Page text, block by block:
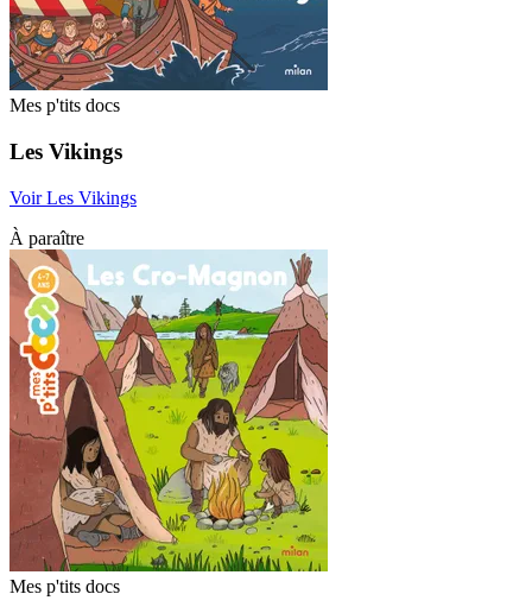
Mes p'tits docs
Les Vikings
Voir Les Vikings
À paraître
Mes p'tits docs